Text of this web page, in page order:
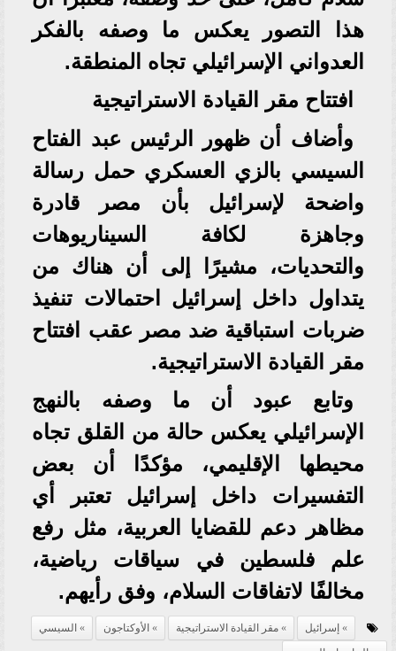
هذا التصور يعكس ما وصفه بالفكر
العدواني الإسرائيلي تجاه المنطقة.
افتتاح مقر القيادة الاستراتيجية
وأضاف أن ظهور الرئيس عبد الفتاح
السيسي بالزي العسكري حمل رسالة
واضحة لإسرائيل بأن مصر قادرة
وجاهزة لكافة السيناريوهات
والتحديات، مشيرًا إلى أن هناك من
يتداول داخل إسرائيل احتمالات تنفيذ
ضربات استباقية ضد مصر عقب افتتاح
مقر القيادة الاستراتيجية.
وتابع عبود أن ما وصفه بالنهج
الإسرائيلي يعكس حالة من القلق تجاه
محيطها الإقليمي، مؤكدًا أن بعض
التفسيرات داخل إسرائيل تعتبر أي
مظاهر دعم للقضايا العربية، مثل رفع
علم فلسطين في سياقات رياضية،
مخالفًا لاتفاقات السلام، وفق رأيهم.
إسرائيل مقر القيادة الاستراتيجية الأوكتاجون
السيسي